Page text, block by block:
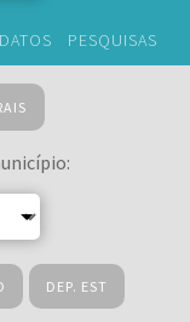
PESQUISAS
DEP. EST